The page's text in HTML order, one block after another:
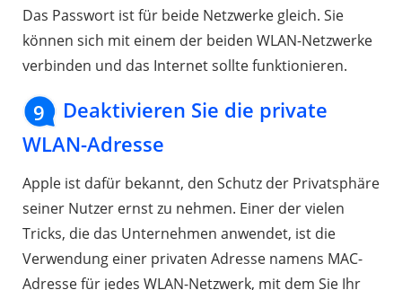
Das Passwort ist für beide Netzwerke gleich. Sie
können sich mit einem der beiden WLAN-Netzwerke
verbinden und das Internet sollte funktionieren.
9
Deaktivieren Sie die private
WLAN-Adresse
Apple ist dafür bekannt, den Schutz der Privatsphäre
seiner Nutzer ernst zu nehmen. Einer der vielen
Tricks, die das Unternehmen anwendet, ist die
Verwendung einer privaten Adresse namens MAC-
Adresse für jedes WLAN-Netzwerk, mit dem Sie Ihr